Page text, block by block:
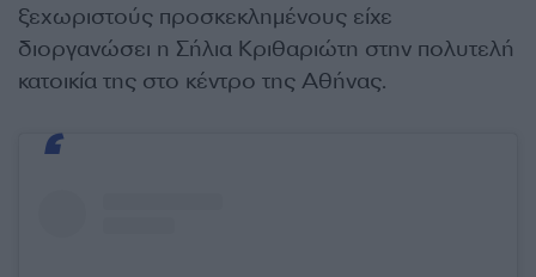
ξεχωριστούς προσκεκλημένους είχε
διοργανώσει η Σήλια Κριθαριώτη στην πολυτελή
κατοικία της στο κέντρο της Αθήνας.